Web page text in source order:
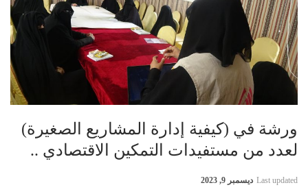
ورشة في (كيفية إدارة المشاريع الصغيرة)
لعدد من مستفيدات التمكين الاقتصادي ..
Last updated ديسمبر 9, 2023